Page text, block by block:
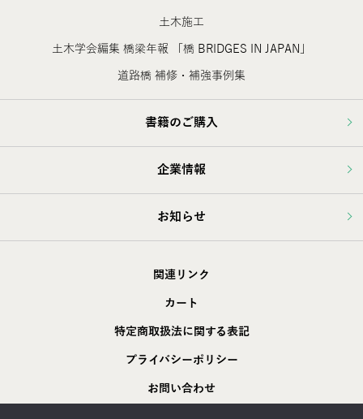
土木施工
土木学会編集 橋梁年報 「橋 BRIDGES IN JAPAN」
道路橋 補修・補強事例集
書籍のご購入
企業情報
お知らせ
関連リンク
カート
特定商取扱法に関する表記
プライバシーポリシー
お問い合わせ